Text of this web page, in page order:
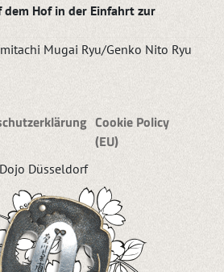
Hof in der Einfahrt zur
Mugai Ryu/Genko Nito Ryu
Cookie Policy
(EU)
Düsseldorf